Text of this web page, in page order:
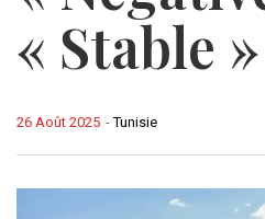
« Stable »
-Tunisie
26 Août 2025